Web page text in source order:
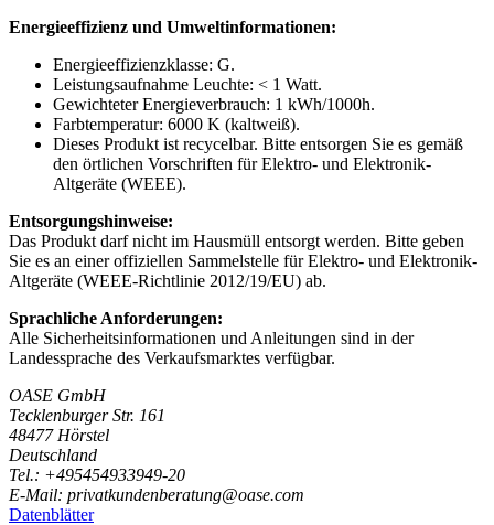
Energieeffizienz und Umweltinformationen:
Energieeffizienzklasse: G.
Leistungsaufnahme Leuchte: < 1 Watt.
Gewichteter Energieverbrauch: 1 kWh/1000h.
Farbtemperatur: 6000 K (kaltweiß).
Dieses Produkt ist recycelbar. Bitte entsorgen Sie es gemäß
den örtlichen Vorschriften für Elektro- und Elektronik-
Altgeräte (WEEE).
Entsorgungshinweise:
Das Produkt darf nicht im Hausmüll entsorgt werden. Bitte geben
Sie es an einer offiziellen Sammelstelle für Elektro- und Elektronik-
Altgeräte (WEEE-Richtlinie 2012/19/EU) ab.
Sprachliche Anforderungen:
Alle Sicherheitsinformationen und Anleitungen sind in der
Landessprache des Verkaufsmarktes verfügbar.
OASE GmbH
Tecklenburger Str. 161
48477 Hörstel
Deutschland
Tel.: +495454933949-20
E-Mail: privatkundenberatung@oase.com
Datenblätter